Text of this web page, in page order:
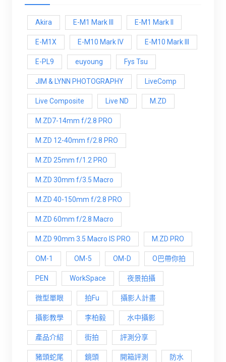
Akira E-M1 Mark III E-M1 Mark ll
E-M1X E-M10 Mark IV E-M10 Mark lll
E-PL9 euyoung Fys Tsu
JIM & LYNN PHOTOGRAPHY LiveComp
Live Composite Live ND M.ZD
M.ZD7-14mm f/2.8 PRO
M.ZD 12-40mm f/2.8 PRO
M.ZD 25mm f/1.2 PRO
M.ZD 30mm f/3.5 Macro
M.ZD 40-150mm f/2.8 PRO
M.ZD 60mm f/2.8 Macro
M.ZD 90mm 3.5 Macro IS PRO M.ZD PRO
OM-1 OM-5 OM-D O巴帶你拍
PEN WorkSpace 夜景拍攝
微型單眼 拍Fu 攝影人計畫
攝影教學 李柏毅 水中攝影
產品介紹 街拍 評測分享
豬頭蛇尾 鏡頭 開箱評測 防水